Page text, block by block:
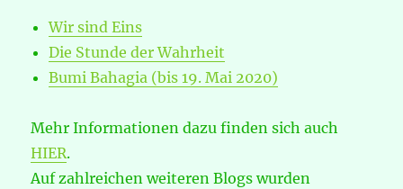
Wir sind Eins
Die Stunde der Wahrheit
Bumi Bahagia (bis 19. Mai 2020)
Mehr Informationen dazu finden sich auch
HIER.
Auf zahlreichen weiteren Blogs wurden